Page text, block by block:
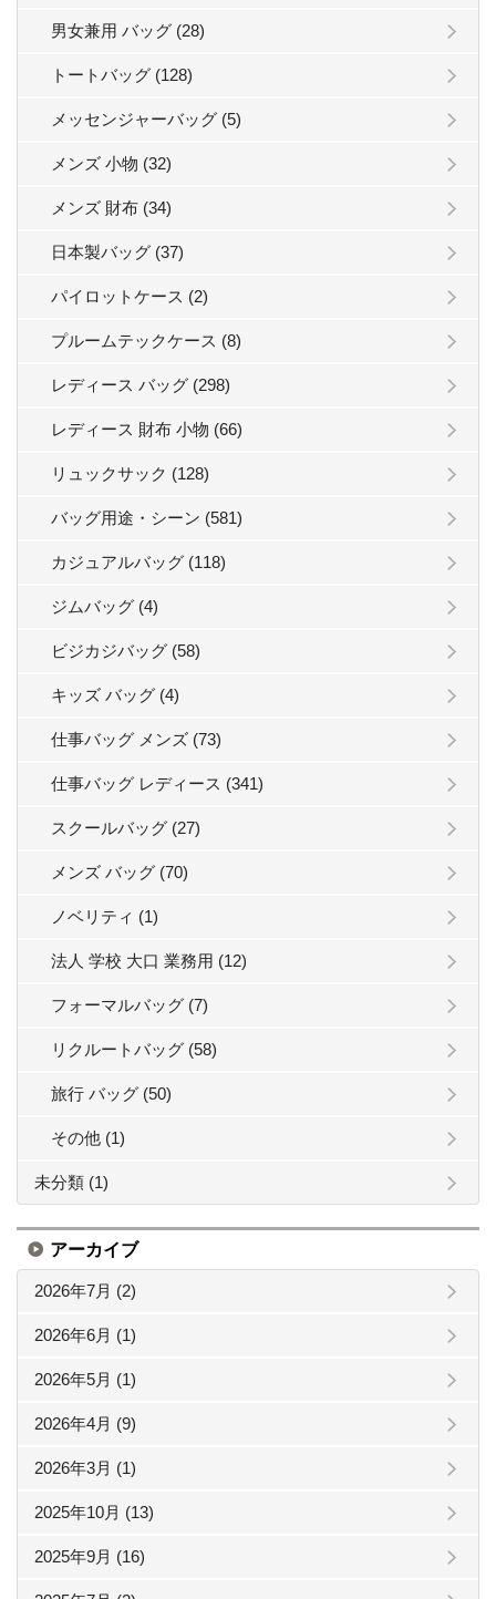
男女兼用 バッグ (28)
トートバッグ (128)
メッセンジャーバッグ (5)
メンズ 小物 (32)
メンズ 財布 (34)
日本製バッグ (37)
パイロットケース (2)
プルームテックケース (8)
レディース バッグ (298)
レディース 財布 小物 (66)
リュックサック (128)
バッグ用途・シーン (581)
カジュアルバッグ (118)
ジムバッグ (4)
ビジカジバッグ (58)
キッズ バッグ (4)
仕事バッグ メンズ (73)
仕事バッグ レディース (341)
スクールバッグ (27)
メンズ バッグ (70)
ノベリティ (1)
法人 学校 大口 業務用 (12)
フォーマルバッグ (7)
リクルートバッグ (58)
旅行 バッグ (50)
その他 (1)
未分類 (1)
アーカイブ
2026年7月 (2)
2026年6月 (1)
2026年5月 (1)
2026年4月 (9)
2026年3月 (1)
2025年10月 (13)
2025年9月 (16)